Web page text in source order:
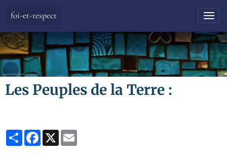
foi-et-respect
Les Peuples de la Terre :
Partager FacebookX